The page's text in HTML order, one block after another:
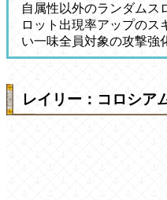
自属性以外のランダムス
ロット出現率アップのス
い一味全員対象の攻撃強
レイリー：コロシア